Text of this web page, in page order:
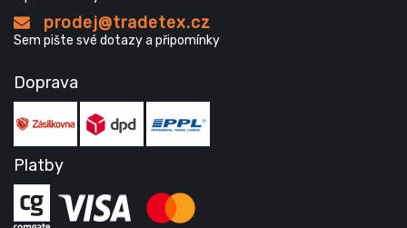
prodej@tradetex.cz
Sem pište své dotazy a připomínky
Doprava
Platby